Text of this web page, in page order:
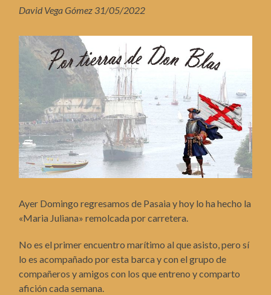
David Vega Gómez 31/05/2022
Ayer Domingo regresamos de Pasaia y hoy lo ha hecho la
«Maria Juliana» remolcada por carretera.
No es el primer encuentro marítimo al que asisto, pero sí
lo es acompañado por esta barca y con el grupo de
compañeros y amigos con los que entreno y comparto
afición cada semana.